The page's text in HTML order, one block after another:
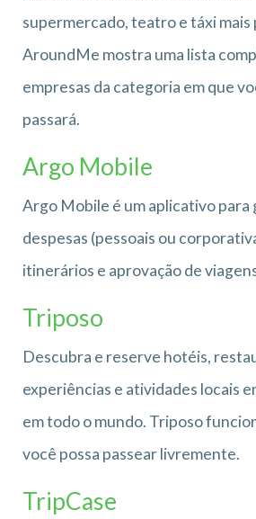
supermercado, teatro e táxi mais
AroundMe mostra uma lista
empresas da categoria em que
passará.
Argo Mobile
Argo Mobile é um aplicativo
despesas (pessoais ou
itinerários e aprovação de
Triposo
Descubra e reserve hotéis,
experiências e atividades locais
em todo o mundo. Triposo
você possa passear livremente.
TripCase